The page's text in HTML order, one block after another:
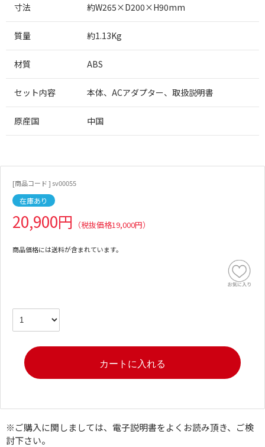
寸法 約W265×D200×H90mm
質量 約1.13Kg
材質 ABS
セット内容 本体、ACアダプター、取扱説明書
原産国 中国
[商品コード ] sv00055
在庫あり
20,900円 （税抜価格19,000円）
商品価格には送料が含まれています。
※ご購入に関しましては、電子説明書をよくお読み頂き、ご検
討下さい。